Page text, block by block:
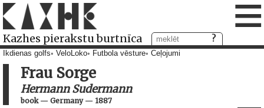
Kazhes pierakstu burtnīca ≡
Ikdienas golfs VeloLoko Futbola vēsture Ceļojumi
Frau Sorge
Hermann Sudermann
book— Germany— 1887